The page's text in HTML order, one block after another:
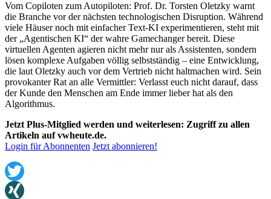
Vom Copiloten zum Autopiloten: Prof. Dr. Torsten Oletzky warnt
die Branche vor der nächsten technologischen Disruption. Während
viele Häuser noch mit einfacher Text-KI experimentieren, steht mit
der „Agentischen KI“ der wahre Gamechanger bereit. Diese
virtuellen Agenten agieren nicht mehr nur als Assistenten, sondern
lösen komplexe Aufgaben völlig selbstständig – eine Entwicklung,
die laut Oletzky auch vor dem Vertrieb nicht haltmachen wird. Sein
provokanter Rat an alle Vermittler: Verlasst euch nicht darauf, dass
der Kunde den Menschen am Ende immer lieber hat als den
Algorithmus.
Jetzt Plus-Mitglied werden und weiterlesen: Zugriff zu allen
Artikeln auf vwheute.de.
Login für Abonnenten Jetzt abonnieren!
Twitter